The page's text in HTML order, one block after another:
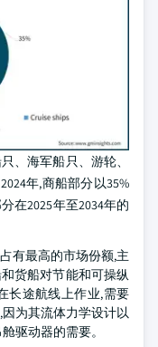
、海军船只、游轮、
年,商船部分以35%
在2025年至2034年的
有最高的市场份额,主
货船对节能和可操纵
长途航线上作业,需要
为其流体力学设计以
驱动器的需要。